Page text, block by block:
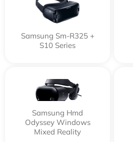
Samsung Sm-R325 +
S10 Series
Samsung Hmd
Odyssey Windows
Mixed Reality